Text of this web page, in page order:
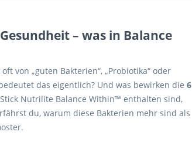
– was in Balance
von „guten Bakterien“, „Probiotika“ oder
das eigentlich? Und was bewirken die 6
Nutrilite Balance Within™ enthalten sind,
du, warum diese Bakterien mehr sind als